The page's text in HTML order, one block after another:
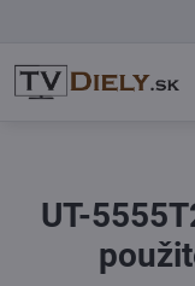
UT-